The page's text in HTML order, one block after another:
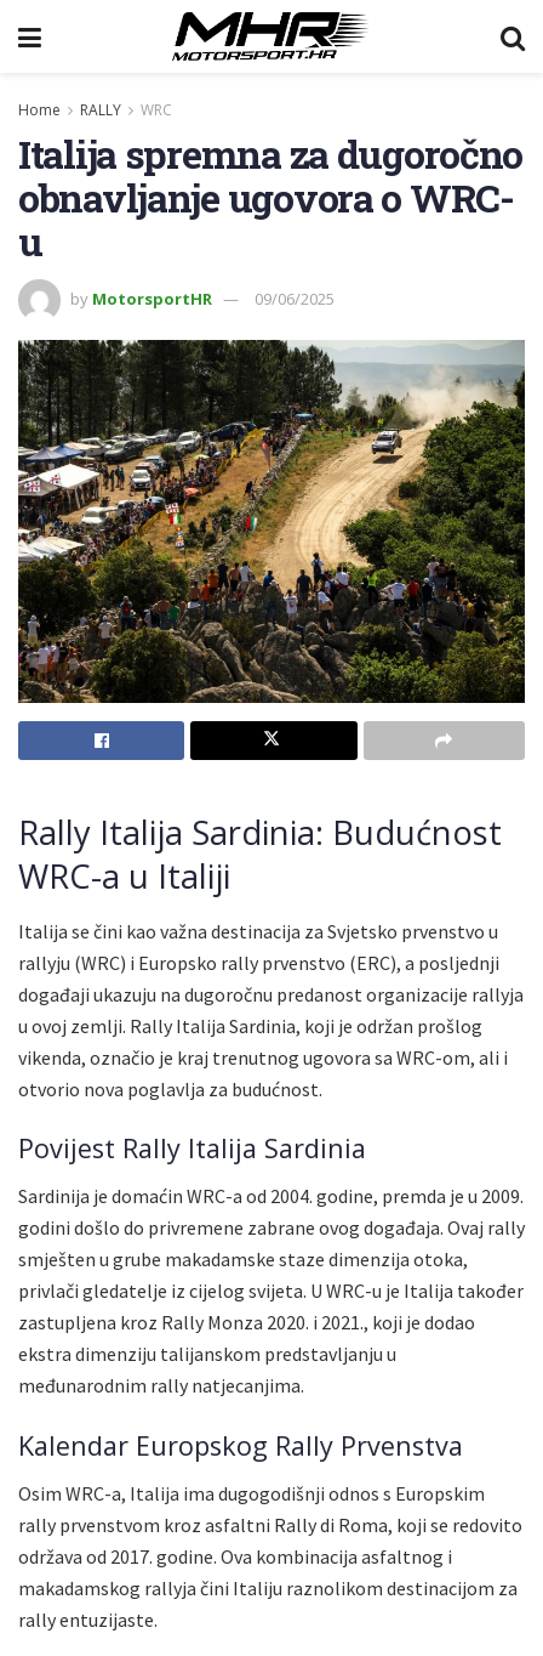
Home RALLY WRC
Italija spremna za dugoročno
obnavljanje ugovora o WRC-
u
by MotorsportHR 09/06/2025
Rally Italija Sardinia: Budućnost
WRC-a u Italiji
Italija se čini kao važna destinacija za Svjetsko prvenstvo u
rallyju (WRC) i Europsko rally prvenstvo (ERC), a posljednji
događaji ukazuju na dugoročnu predanost organizacije rallyja
u ovoj zemlji. Rally Italija Sardinia, koji je održan prošlog
vikenda, označio je kraj trenutnog ugovora sa WRC-om, ali i
otvorio nova poglavlja za budućnost.
Povijest Rally Italija Sardinia
Sardinija je domaćin WRC-a od 2004. godine, premda je u 2009.
godini došlo do privremene zabrane ovog događaja. Ovaj rally
smješten u grube makadamske staze dimenzija otoka,
privlači gledatelje iz cijelog svijeta. U WRC-u je Italija također
zastupljena kroz Rally Monza 2020. i 2021., koji je dodao
ekstra dimenziju talijanskom predstavljanju u
međunarodnim rally natjecanjima.
Kalendar Europskog Rally Prvenstva
Osim WRC-a, Italija ima dugogodišnji odnos s Europskim
rally prvenstvom kroz asfaltni Rally di Roma, koji se redovito
održava od 2017. godine. Ova kombinacija asfaltnog i
makadamskog rallyja čini Italiju raznolikom destinacijom za
rally entuzijaste.